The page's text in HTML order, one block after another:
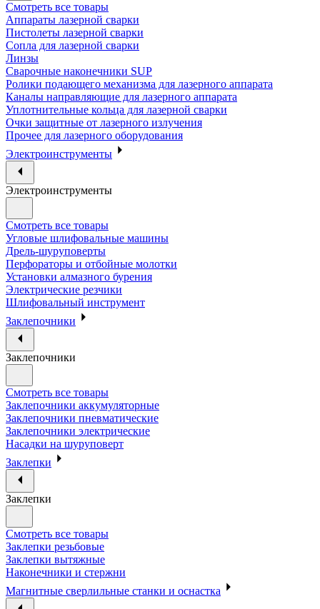
Смотреть все товары
Аппараты лазерной сварки
Пистолеты лазерной сварки
Сопла для лазерной сварки
Линзы
Сварочные наконечники SUP
Ролики подающего механизма для лазерного аппарата
Каналы направляющие для лазерного аппарата
Уплотнительные кольца для лазерной сварки
Очки защитные от лазерного излучения
Прочее для лазерного оборудования
Электроинструменты
Электроинструменты
Смотреть все товары
Угловые шлифовальные машины
Дрель-шуруповерты
Перфораторы и отбойные молотки
Установки алмазного бурения
Электрические резчики
Шлифовальный инструмент
Заклепочники
Заклепочники
Смотреть все товары
Заклепочники аккумуляторные
Заклепочники пневматические
Заклепочники электрические
Насадки на шуруповерт
Заклепки
Заклепки
Смотреть все товары
Заклепки резьбовые
Заклепки вытяжные
Наконечники и стержни
Магнитные сверлильные станки и оснастка